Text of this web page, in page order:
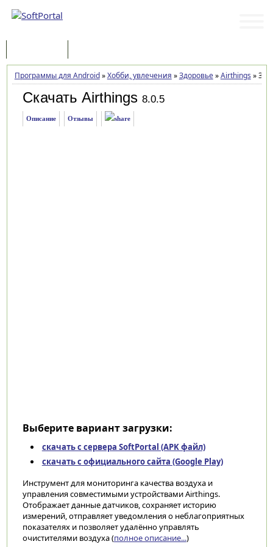
Программы для Android»Хобби, увлечения »Здоровье»Airthings »
Скачать Airthings 8.0.5
Описание Отзывы
Выберите вариант загрузки:
скачать с сервера SoftPortal (APK файл)
скачать с официального сайта (Google Play)
Инструмент для мониторинга качества воздуха и
управления совместимыми устройствами Airthings.
Отображает данные датчиков, сохраняет историю
измерений, отправляет уведомления о неблагоприятных
показателях и позволяет удалённо управлять
очистителями воздуха (полное описание...)